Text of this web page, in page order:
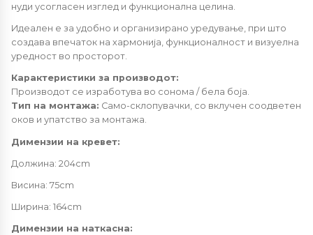
нуди усогласен изглед и функционална целина.
Идеален е за удобно и организирано уредување, при што
создава впечаток на хармонија, функционалност и визуелна
уредност во просторот.
Карактеристики за производот:
Производот се изработува во сонома / бела боја.
Тип на монтажа: Само-склопувачки, со вклучен соодветен
оков и упатство за монтажа.
Димензии на кревет:
Должина: 204cm
Висина: 75cm
Ширина: 164cm
Димензии на наткасна: